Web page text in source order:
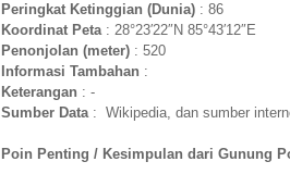
Peringkat Ketinggian (Dunia) : 86
Koordinat Peta: 28°23′22″N 85°43′12″E
Penonjolan (meter) : 520
Informasi Tambahan :
Keterangan : -
Sumber Data: Wikipedia, dan sumber
Poin Penting / Kesimpulan dari Gunung